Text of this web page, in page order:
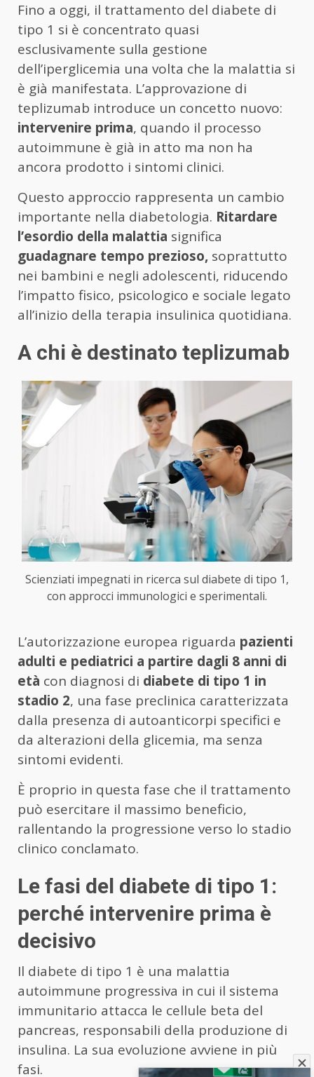
Fino a oggi, il trattamento del diabete di
tipo 1 si è concentrato quasi
esclusivamente sulla gestione
dell’iperglicemia una volta che la malattia si
è già manifestata. L’approvazione di
teplizumab introduce un concetto nuovo:
intervenire prima, quando il processo
autoimmune è già in atto ma non ha
ancora prodotto i sintomi clinici.
Questo approccio rappresenta un cambio
importante nella diabetologia. Ritardare
l’esordio della malattia significa
guadagnare tempo prezioso, soprattutto
nei bambini e negli adolescenti, riducendo
l’impatto fisico, psicologico e sociale legato
all’inizio della terapia insulinica quotidiana.
A chi è destinato teplizumab
Scienziati impegnati in ricerca sul diabete di tipo 1,
con approcci immunologici e sperimentali.
L’autorizzazione europea riguarda pazienti
adulti e pediatrici a partire dagli 8 anni di
età con diagnosi di diabete di tipo 1 in
stadio 2, una fase preclinica caratterizzata
dalla presenza di autoanticorpi specifici e
da alterazioni della glicemia, ma senza
sintomi evidenti.
È proprio in questa fase che il trattamento
può esercitare il massimo beneficio,
rallentando la progressione verso lo stadio
clinico conclamato.
Le fasi del diabete di tipo 1:
perché intervenire prima è
decisivo
Il diabete di tipo 1 è una malattia
autoimmune progressiva in cui il sistema
immunitario attacca le cellule beta del
pancreas, responsabili della produzione di
insulina. La sua evoluzione avviene in più
fasi.